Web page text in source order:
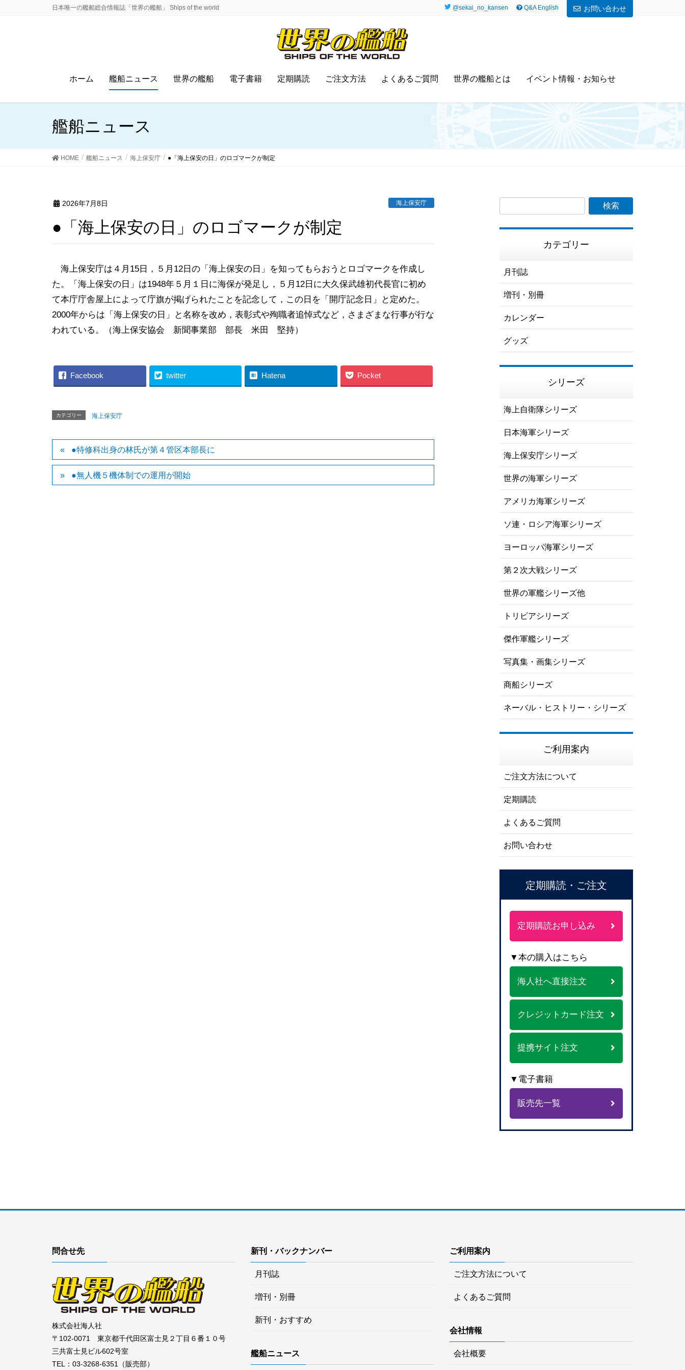
日本唯一の艦船総合情報誌「世界の艦船」 Ships of the world @sekai_no_kansen Q&A English お問い合わせ
ホーム 艦船ニュース 世界の艦船 電子書籍 定期購読 ご注文方法 よくあるご質問 世界の艦船とは イベント情報・お知らせ
艦船ニュース
HOME 艦船ニュース 海上保安庁 ●「海上保安の日」のロゴマークが制定
2026年7月8日 海上保安庁
●「海上保安の日」のロゴマークが制定
海上保安庁は４月15日，５月12日の「海上保安の日」を知ってもらおうとロゴマークを作成し
た。「海上保安の日」は1948年５月１日に海保が発足し，５月12日に大久保武雄初代長官に初め
て本庁庁舎屋上によって庁旗が掲げられたことを記念して，この日を「開庁記念日」と定めた。
2000年からは「海上保安の日」と名称を改め，表彰式や殉職者追悼式など，さまざまな行事が行な
われている。（海上保安協会 新聞事業部 部長 米田 堅持）
Facebook twitter Hatena Pocket
カテゴリー 海上保安庁
●特修科出身の林氏が第４管区本部長に
●無人機５機体制での運用が開始
カテゴリー
月刊誌
増刊・別冊
カレンダー
グッズ
シリーズ
海上自衛隊シリーズ
日本海軍シリーズ
海上保安庁シリーズ
世界の海軍シリーズ
アメリカ海軍シリーズ
ソ連・ロシア海軍シリーズ
ヨーロッパ海軍シリーズ
第２次大戦シリーズ
世界の軍艦シリーズ他
トリビアシリーズ
傑作軍艦シリーズ
写真集・画集シリーズ
商船シリーズ
ネーバル・ヒストリー・シリーズ
ご利用案内
ご注文方法について
定期購読
よくあるご質問
お問い合わせ
定期購読・ご注文
定期購読お申し込み
▼本の購入はこちら
海人社へ直接注文
クレジットカード注文
提携サイト注文
▼電子書籍
販売先一覧
問合せ先
株式会社海人社
〒102-0071 東京都千代田区富士見２丁目６番１０号
三共富士見ビル602号室
TEL：03-3268-6351（販売部）
新刊・バックナンバー
月刊誌
増刊・別冊
新刊・おすすめ
艦船ニュース
ご利用案内
ご注文方法について
よくあるご質問
会社情報
会社概要